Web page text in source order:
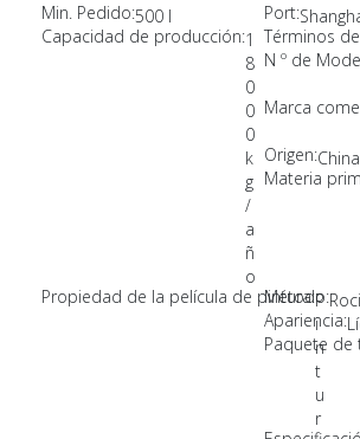
Min. Pedido:500 l Port:
Capacidad de producción:1
8
0
0
0
k
g
/
a
ñ
o
Términos
N º de
Marca
Origen:China
Materia
Propiedad de la película de pintura:P
i
n
t
u
r
Método:
Apariencia:
Paquete